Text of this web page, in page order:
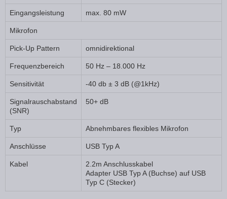
Eingangsleistung max. 80 mW
Mikrofon
Pick-Up Pattern omnidirektional
Frequenzbereich 50 Hz – 18.000 Hz
Sensitivität -40 db ± 3 dB (@1kHz)
Signalrauschabstand
(SNR)
50+ dB
Typ Abnehmbares flexibles Mikrofon
Anschlüsse USB Typ A
Kabel
2.2m Anschlusskabel
Adapter USB Typ A (Buchse) auf USB
Typ C (Stecker)